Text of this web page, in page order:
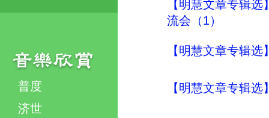
普度
济世
【明慧文章专辑
流会（1）
【明慧文章专辑
【明慧文章专辑